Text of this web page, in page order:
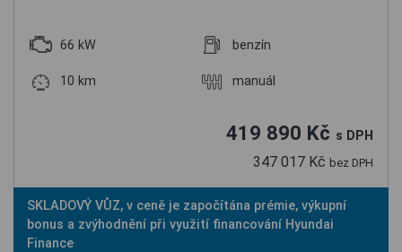
66 kW benzín
10 km manuál
419 890 Kč s DPH
347 017 Kč bez DPH
SKLADOVÝ VŮZ, v ceně je započítána prémie, výkupní
bonus a zvýhodnění při využití financování Hyundai
Finance